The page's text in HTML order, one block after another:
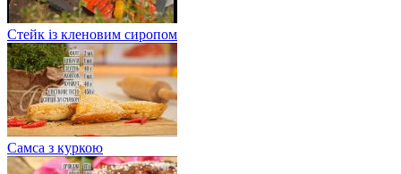
Стейк із кленовим сиропом
Самса з куркою